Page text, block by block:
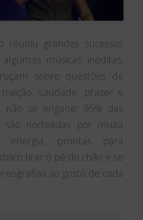
reuniu grandes sucessos
músicas inéditas,
sobre questões de
saudade, prazer e
não se engane: 95% das
são norteadas por muita
energia, prontas para
tirar o pé do chão e se
ao gosto de cada